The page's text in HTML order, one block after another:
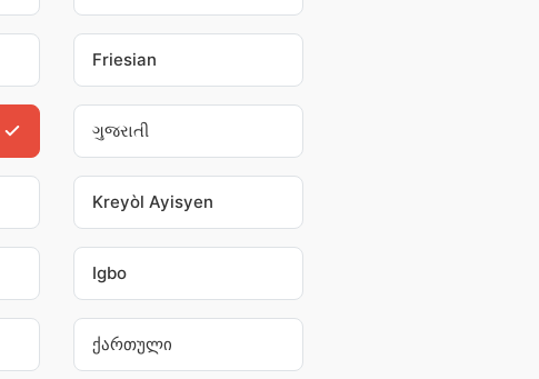
Friesian
ગુજરાતી
Kreyòl Ayisyen
Igbo
ქართული